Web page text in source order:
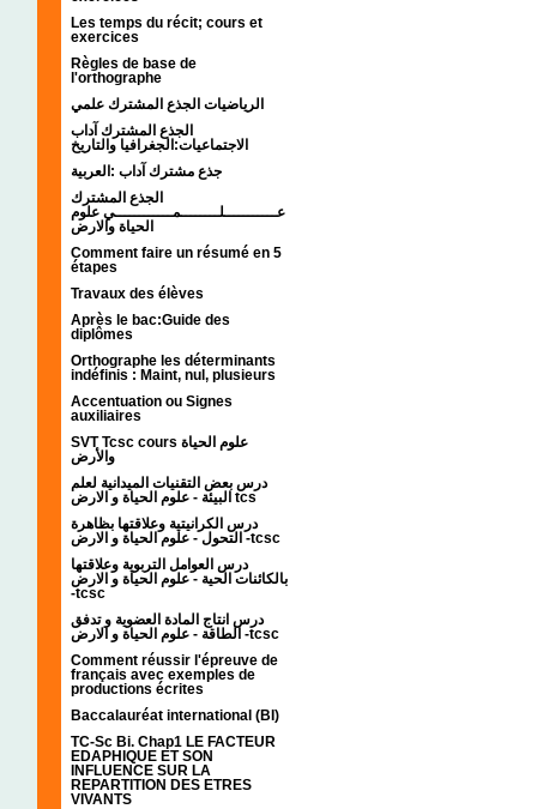
Les temps du récit; cours et
exercices
Règles de base de
l'orthographe
الرياضيات الجذع المشترك علمي
الجذع المشترك آداب
الاجتماعيات:الجغرافيا والتاريخ
جذع مشترك آداب :العربية
الجذع المشترك
عـــــــــــلــــــــمــــــــــــي علوم
الحياة والارض
Comment faire un résumé en 5
étapes
Travaux des élèves
Après le bac:Guide des
diplômes
Orthographe les déterminants
indéfinis : Maint, nul, plusieurs
Accentuation ou Signes
auxiliaires
SVT Tcsc cours علوم الحياة
والأرض
درس بعض التقنيات الميدانية لعلم
البيئة - علوم الحياة و الارض tcs
درس الكرانيتية وعلاقتها بظاهرة
التحول - علوم الحياة و الارض -tcsc
درس العوامل التربوية وعلاقتها
بالكائنات الحية - علوم الحياة و الارض
-tcsc
درس انتاج المادة العضوية و تدفق
الطاقة - علوم الحياة و الارض -tcsc
Comment réussir l'épreuve de
français avec exemples de
productions écrites
Baccalauréat international (BI)
TC-Sc Bi. Chap1 LE FACTEUR
EDAPHIQUE ET SON
INFLUENCE SUR LA
REPARTITION DES ETRES
VIVANTS